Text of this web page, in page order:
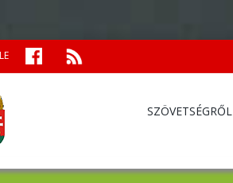
SZÖVETSÉGRŐL